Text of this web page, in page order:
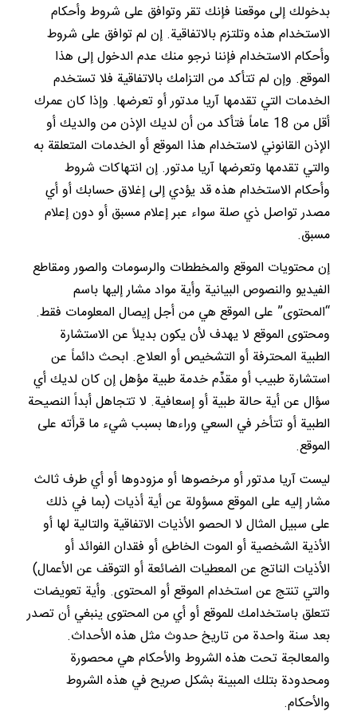
بدخولك إلى موقعنا فإنك تقر وتوافق على شروط وأحكام
الاستخدام هذه وتلتزم بالاتفاقية. إن لم توافق على شروط
وأحكام الاستخدام فإننا نرجو منك عدم الدخول إلى هذا
الموقع. وإن لم تتأكد من التزامك بالاتفاقية فلا تستخدم
الخدمات التي تقدمها آريا مدتور أو تعرضها. وإذا كان عمرك
أقل من 18 عاماً فتأكد من أن لديك الإذن من والديك أو
الإذن القانوني لاستخدام هذا الموقع أو الخدمات المتعلقة به
والتي تقدمها وتعرضها آريا مدتور. إن انتهاكات شروط
وأحكام الاستخدام هذه قد يؤدي إلى إغلاق حسابك أو أي
مصدر تواصل ذي صلة سواء عبر إعلام مسبق أو دون إعلام
مسبق.
إن محتويات الموقع والمخططات والرسومات والصور ومقاطع
الفيديو والنصوص البيانية وأية مواد مشار إليها باسم
“المحتوى” على الموقع هي من أجل إيصال المعلومات فقط.
ومحتوى الموقع لا يهدف لأن يكون بديلاً عن الاستشارة
الطبية المحترفة أو التشخيص أو العلاج. ابحث دائماً عن
استشارة طبيب أو مقدِّم خدمة طبية مؤهل إن كان لديك أي
سؤال عن أية حالة طبية أو إسعافية. لا تتجاهل أبداً النصيحة
الطبية أو تتأخر في السعي وراءها بسبب شيء ما قرأته على
الموقع.
ليست آريا مدتور أو مرخصوها أو مزودوها أو أي طرف ثالث
مشار إليه على الموقع مسؤولة عن أية أذيات (بما في ذلك
على سبيل المثال لا الحصو الأذيات الاتفاقية والتالية لها أو
الأذية الشخصية أو الموت الخاطئ أو فقدان الفوائد أو
الأذيات الناتج عن المعطيات الضائعة أو التوقف عن الأعمال)
والتي تنتج عن استخدام الموقع أو المحتوى. وأية تعويضات
تتعلق باستخدامك للموقع أو أي من المحتوى ينبغي أن تصدر
بعد سنة واحدة من تاريخ حدوث مثل هذه الأحداث.
والمعالجة تحت هذه الشروط والأحكام هي محصورة
ومحدودة بتلك المبينة بشكل صريح في هذه الشروط
والأحكام.